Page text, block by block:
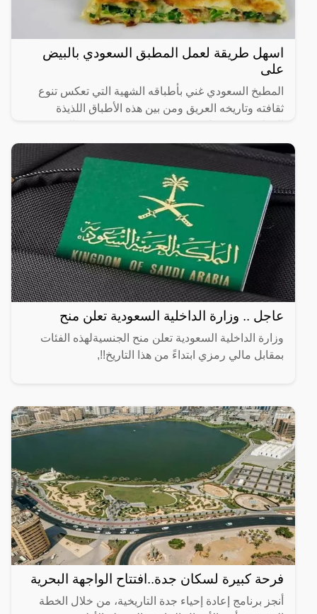
اسهل طريقة لعمل المطبق السعودي بالبيض
على
المطبخ السعودي غني بأطباقه الشهية التي تعكس تنوع
ثقافته وتاريخه العريق ومن بين هذه الأطباق اللذيذة
واللحم المفروم
عاجل .. وزارة الداخلية السعودية تعلن منح
وزارة الداخلية السعودية تعلن منح الجنسيةلهذه الفئات
بمقابل مالي رمزي ابتداءً من هذا التاريخ!!,
فرحة كبيرة لسكان جدة..افتتاح الواجهة البحرية
أنجز برنامج إعادة إحياء جدة التاريخية، من خلال الخطة